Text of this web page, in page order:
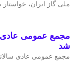
ملی گاز ایران،
مجمع عمومی عادی
شد
مجمع عمومی عادی